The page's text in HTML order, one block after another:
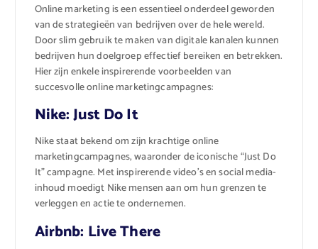
Online marketing is een essentieel onderdeel geworden
van de strategieën van bedrijven over de hele wereld.
Door slim gebruik te maken van digitale kanalen kunnen
bedrijven hun doelgroep effectief bereiken en betrekken.
Hier zijn enkele inspirerende voorbeelden van
succesvolle online marketingcampagnes:
Nike: Just Do It
Nike staat bekend om zijn krachtige online
marketingcampagnes, waaronder de iconische “Just Do
It” campagne. Met inspirerende video’s en social media-
inhoud moedigt Nike mensen aan om hun grenzen te
verleggen en actie te ondernemen.
Airbnb: Live There